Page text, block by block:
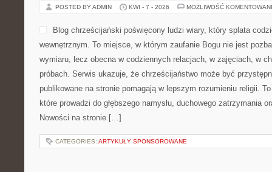
POSTED BY ADMIN KWI - 7 - 2026 MOŻLIWOŚĆ
Blog chrześcijański poświęcony ludzi wiary, który splata
wewnętrznym. To miejsce, w którym zaufanie Bogu nie jest
wymiaru, lecz obecna w codziennych relacjach, w zajęciach, w
próbach. Serwis ukazuje, że chrześcijaństwo może być
publikowane na stronie pomagają w lepszym rozumieniu religii.
które prowadzi do głębszego namysłu, duchowego zatrzymania
Nowości na stronie […]
CATEGORIES: ARTYKUŁY SPONSOROWANE